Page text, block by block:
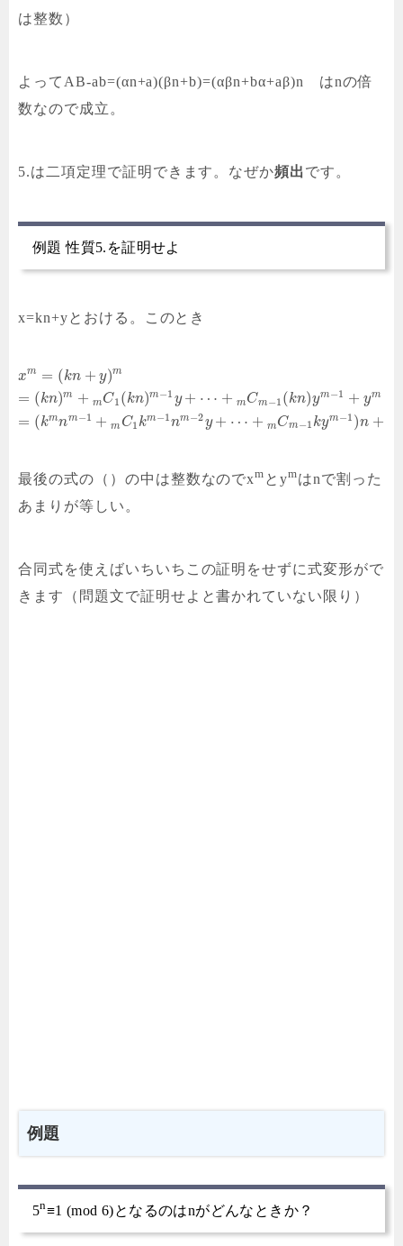
は整数）
よってAB-ab=(αn+a)(βn+b)=(αβn+bα+aβ)n はnの倍
数なので成立。
5.は二項定理で証明できます。なぜか頻出です。
例題 性質5.を証明せよ
x=kn+yとおける。このとき
xm = (kn + y)m
= (kn)m + mC1 (kn)m−1 y + ⋯ + mCm−1 (kn)ym−1 + ym
= (kmnm−1 + m C1 km−1 nm−2y + ⋯ + mCm−1 kym−1 )n +
最後の式の（）の中は整数なのでxm とymはnで割った
あまりが等しい。
合同式を使えばいちいちこの証明をせずに式変形がで
きます（問題文で証明せよと書かれていない限り）
例題
5n≡1 (mod 6)となるのはnがどんなときか？